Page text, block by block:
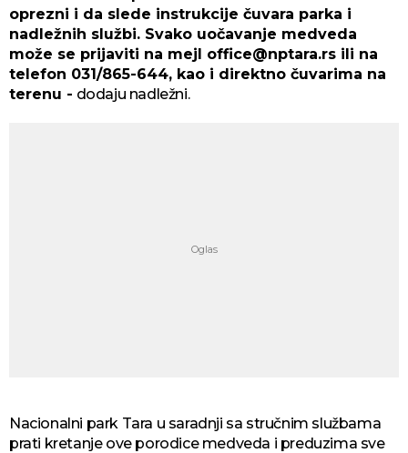
oprezni i da slede instrukcije čuvara parka i
nadležnih službi. Svako uočavanje medveda
može se prijaviti na mejl office@nptara.rs ili na
telefon 031/865-644, kao i direktno čuvarima na
terenu - dodaju nadležni.
Nacionalni park Tara u saradnji sa stručnim službama
prati kretanje ove porodice medveda i preduzima sve